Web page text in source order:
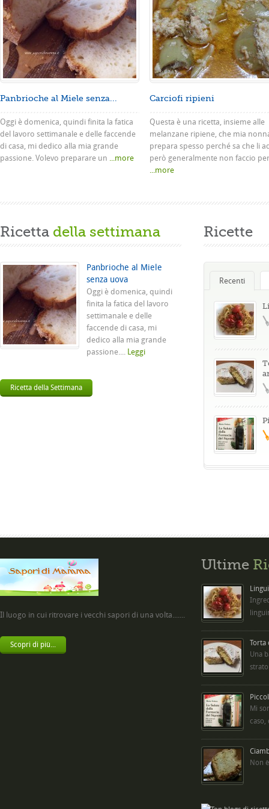
Panbrioche al Miele senza...
Oggi è domenica, quindi finita la fatica
del lavoro settimanale e delle faccende
di casa, mi dedico alla mia grande
passione. Volevo preparare un ...more
Carciofi ripieni
Questa è una ricetta, insieme alle
melanzane ripiene, che mia
prepara spesso perché sa che li
però generalmente non faccio
...more
Ricetta della settimana
Panbrioche al Miele
senza uova
Oggi è domenica, quindi
finita la fatica del lavoro
settimanale e delle
faccende di casa, mi
dedico alla mia grande
passione.... Leggi
Ricetta della Settimana
Ricette
Recenti
Il luogo in cui ritrovare i vecchi sapori di una volta.......
Scopri di più...
Ultime
Torta
Una
Mi
caso,
Non